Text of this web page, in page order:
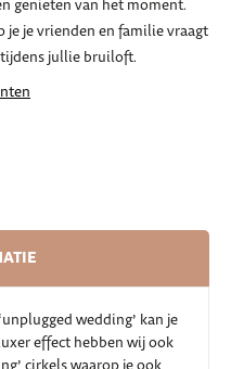
genieten van het moment.
je je vrienden en familie vraagt
tijdens jullie bruiloft.
wedding’ kan je
effect hebben wij ook